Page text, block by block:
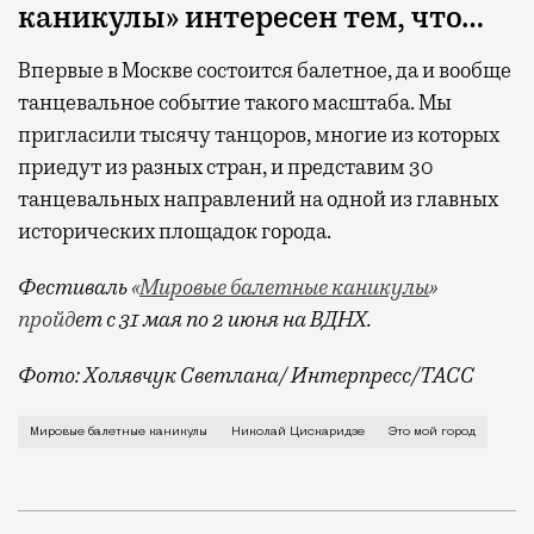
каникулы» интересен тем, что…
Впервые в Москве состоится балетное, да и вообще
танцевальное событие такого масштаба. Мы
пригласили тысячу танцоров, многие из которых
приедут из разных стран, и представим 30
танцевальных направлений на одной из главных
исторических площадок города.
Фестиваль«Мировые балетные каникулы»
пройдет с 31 мая по 2 июня на ВДНХ.
Фото: Холявчук Светлана/Интерпресс/ТАСС
О двух лучших в Москве местах: Большом театре и
Мировые балетные каникулы Николай Цискаридзе Это мой город